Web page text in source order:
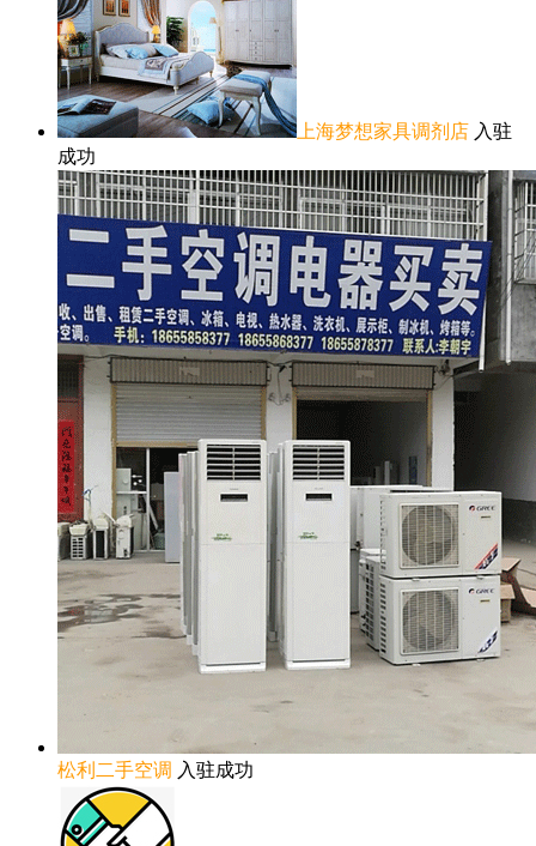
上海梦想家具调剂店 入驻
成功
松利二手空调 入驻成功